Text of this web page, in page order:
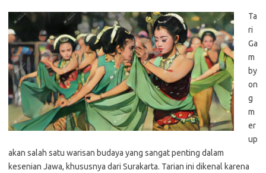
Ta
ri
Ga
m
by
on
g
m
er
up
akan salah satu warisan budaya yang sangat penting dalam
kesenian Jawa, khususnya dari Surakarta. Tarian ini dikenal karena